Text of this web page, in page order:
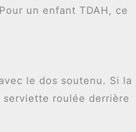
un enfant TDAH, ce
le dos soutenu. Si la
roulée derrière